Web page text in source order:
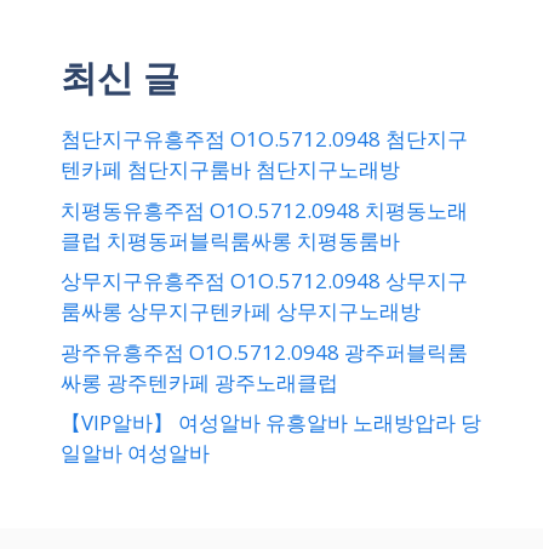
최신 글
첨단지구유흥주점 O1O.5712.0948 첨단지구
텐카페 첨단지구룸바 첨단지구노래방
치평동유흥주점 O1O.5712.0948 치평동노래
클럽 치평동퍼블릭룸싸롱 치평동룸바
상무지구유흥주점 O1O.5712.0948 상무지구
룸싸롱 상무지구텐카페 상무지구노래방
광주유흥주점 O1O.5712.0948 광주퍼블릭룸
싸롱 광주텐카페 광주노래클럽
【VIP알바】 여성알바 유흥알바 노래방압라 당
일알바 여성알바